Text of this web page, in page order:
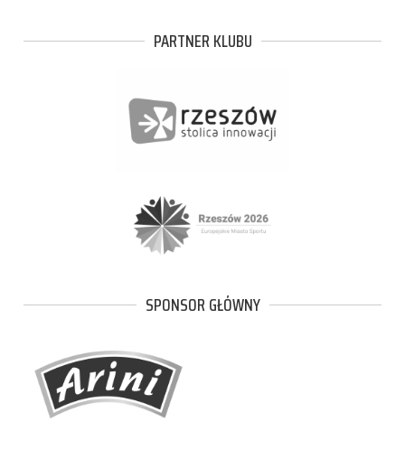
PARTNER KLUBU
SPONSOR GŁÓWNY